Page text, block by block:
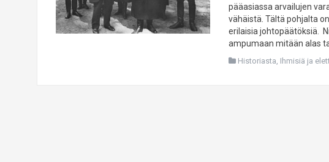
pääasiassa arvailujen
vähäistä. Tältä pohjalta
erilaisia johtopäätöksiä.
ampumaan mitään alas
Historiasta, Ihmisiä ja